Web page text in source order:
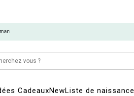
CadeauxNewListe de naissance